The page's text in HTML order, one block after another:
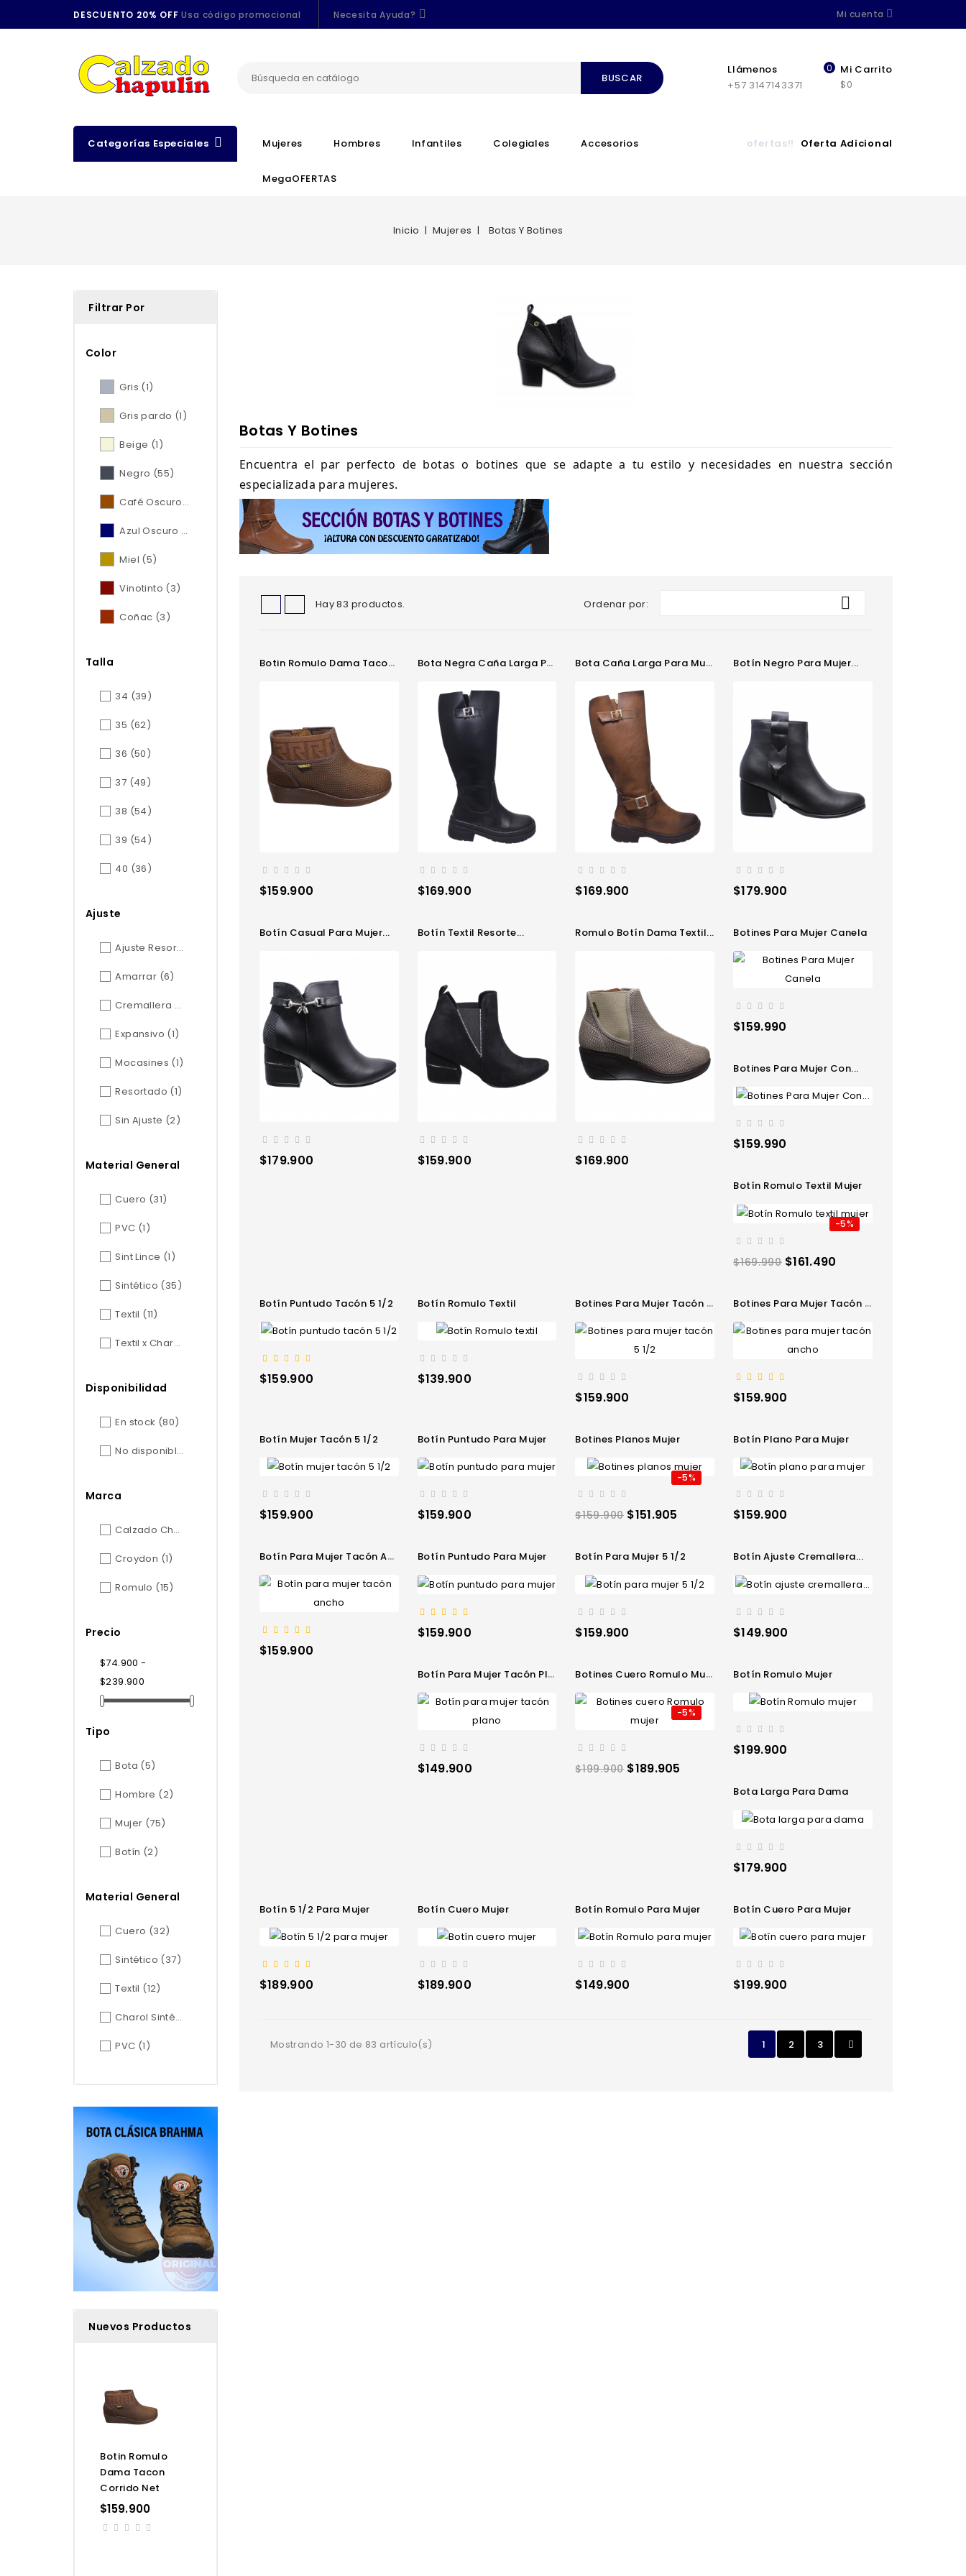
DESCUENTO 20% OFF Usa código promocional Necesita Ayuda? Mi cuenta
Mi Carrito
$0
0
BUSCAR
Llámenos
+57 3147143371
Categorías Especiales Mujeres Hombres Infantiles Colegiales Accesorios
MegaOFERTAS
ofertas!! Oferta Adicional
Inicio Mujeres Botas Y Botines
Filtrar Por
Color
Gris (1)
Gris pardo (1)
Beige (1)
Negro (55)
Café Oscuro(10)
Azul Oscuro
(4)
Miel (5)
Vinotinto (3)
Coñac (3)
Talla
34 (39)
35 (62)
36 (50)
37 (49)
38 (54)
39 (54)
40 (36)
Ajuste
Ajuste Resorte
Amarrar (6)
Cremallera
(66)
Expansivo (1)
Mocasines (1)
Resortado (1)
Sin Ajuste (2)
Material General
Cuero (31)
PVC (1)
Sint Lince (1)
Sintético (35)
Textil (11)
Textil x Charol
Disponibilidad
En stock (80)
No disponible
Marca
Calzado Chapulín
Croydon (1)
Romulo (15)
Precio
$74.900 -
$239.900
Tipo
Bota (5)
Hombre (2)
Mujer (75)
Botín (2)
Material General
Cuero (32)
Sintético (37)
Textil (12)
Charol Sintético
PVC (1)
Nuevos Productos
Botin Romulo
Dama Tacon
Corrido Net
Precio
$159.900
Botas Y Botines
Encuentra el par perfecto de botas o botines que se adapte a tu estilo y necesidades en nuestra sección
especializada para mujeres.
Hay 83 productos. Ordenar por: 
Botin Romulo Dama Tacon...
Precio
$159.900
Bota Negra Caña Larga Para...
Precio
$169.900
Bota Caña Larga Para Mujer
Precio
$169.900
Botín Negro Para Mujer...
Precio
$179.900
Botín Casual Para Mujer...
Precio
$179.900
Botín Textil Resorte...
Precio
$159.900
Romulo Botín Dama Textil...
Precio
$169.900
Botines Para Mujer Canela
Precio
$159.990
Botines Para Mujer Con...
Precio
$159.990
Botín Romulo Textil Mujer
Precio
$169.990
-5%
Precio
$161.490
Botín Puntudo Tacón 5 1/2
Precio
$159.900
Botín Romulo Textil
Precio
$139.900
Botines Para Mujer Tacón 5 1/2
Precio
$159.900
Botines Para Mujer Tacón Ancho
Precio
$159.900
Botín Mujer Tacón 5 1/2
Precio
$159.900
Botín Puntudo Para Mujer
Precio
$159.900
Botines Planos Mujer
Precio
$159.900
-5%
Precio
$151.905
Botín Plano Para Mujer
Precio
$159.900
Botín Para Mujer Tacón Ancho
Precio
$159.900
Botín Puntudo Para Mujer
Precio
$159.900
Botín Para Mujer 5 1/2
Precio
$159.900
Botín Ajuste Cremallera...
Precio
$149.900
Botín Para Mujer Tacón Plano
Precio
$149.900
Botines Cuero Romulo Mujer
Precio
$199.900
-5%
Precio
$189.905
Botín Romulo Mujer
Precio
$199.900
Bota Larga Para Dama
Precio
$179.900
Botín 5 1/2 Para Mujer
Precio
$189.900
Botín Cuero Mujer
Precio
$189.900
Botín Romulo Para Mujer
Precio
$149.900
Botín Cuero Para Mujer
Precio
$199.900
Mostrando 1-30 de 83 artículo(s) 1 2 3